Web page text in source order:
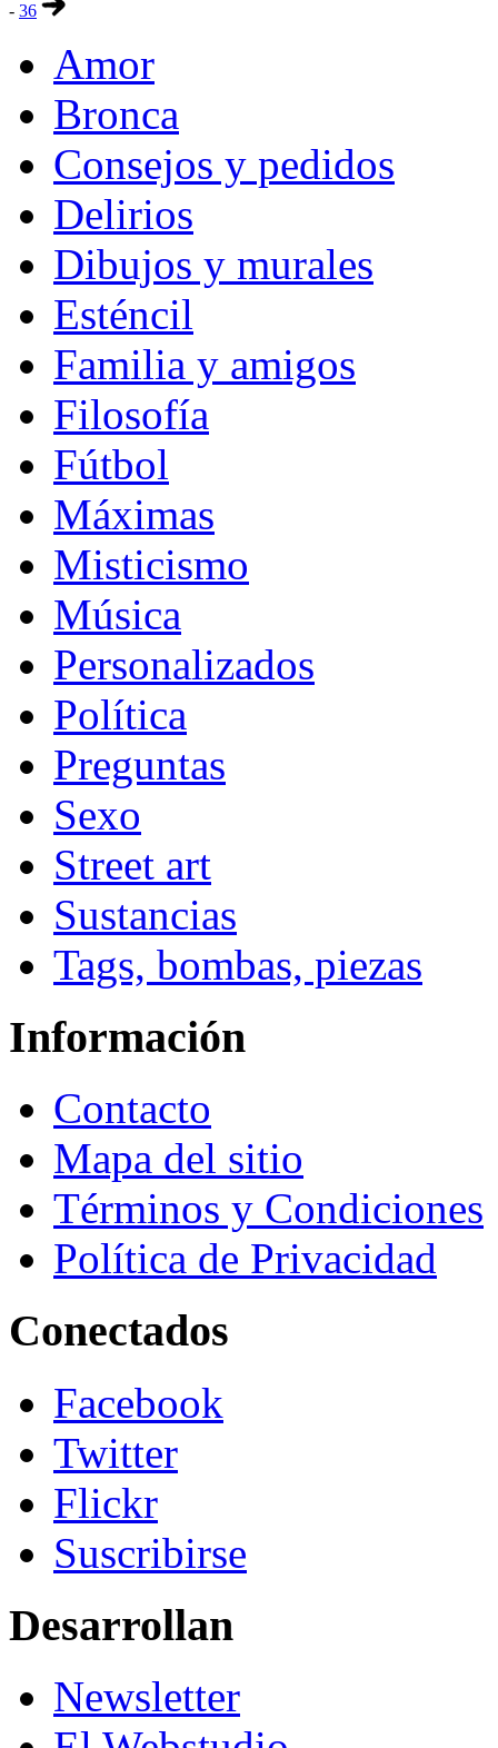
- 36
Amor
Bronca
Consejos y pedidos
Delirios
Dibujos y murales
Esténcil
Familia y amigos
Filosofía
Fútbol
Máximas
Misticismo
Música
Personalizados
Política
Preguntas
Sexo
Street art
Sustancias
Tags, bombas, piezas
Información
Contacto
Mapa del sitio
Términos y Condiciones
Política de Privacidad
Conectados
Facebook
Twitter
Flickr
Suscribirse
Desarrollan
Newsletter